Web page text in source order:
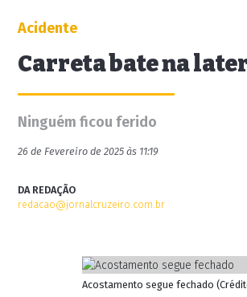
Acidente
Carreta bate na
Ninguém ficou ferido
26 de Fevereiro de 2025 às 11:19
DA REDAÇÃO
redacao@jornalcruzeiro.com.br
Acostamento segue fechado